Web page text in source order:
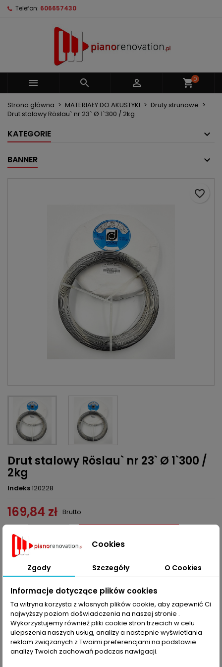
Telefon: 606657430
   shopping_cart0
Strona główna MATERIAŁY DO AKUSTYKI
Druty strunowe
Drut stalowy Röslau` nr 23` Ø 1`300 / 2kg
KATEGORIE
BANNER
favorite_border
Drut stalowy Röslau` nr 23` Ø 1`300 /
2kg
Indeks120228
169,84 zł Brutto
Ilość
Ostatnie sztuki w magazynie
Udostępnij
OPIS SZCZEGÓŁY PRODUKTU
Drut stalowy Roslau nr 23 Ø 1,300 / 2kg, ok. 192 mb drutu na szpuli,
wytrzymałość na rozciąganie 210 kg/mm2, przekrój drutu 1,2270
mm2
Utwórz nową listę
Nazwa listy życzeń
Musisz być zalogowany by zapisać produkty na
swojej liście życzeń.
Anuluj Zaloguj się
Cookies
Zgody Szczegóły O Cookies
Informacje dotyczące plików cookies
Ta witryna korzysta z własnych plików cookie, aby zapewnić Ci
najwyższy poziom doświadczenia na naszej stronie .
Wykorzystujemy również pliki cookie stron trzecich w celu
ulepszenia naszych usług, analizy a nastepnie wyświetlania
reklam związanych z Twoimi preferencjami na podstawie
analizy Twoich zachowań podczas nawigacji.